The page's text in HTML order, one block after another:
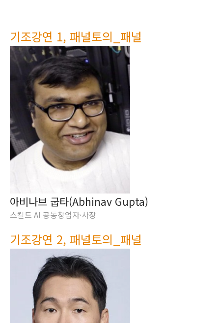
기조강연 1, 패널토의_패널
아비나브 굽타(Abhinav Gupta)
스킬드 AI 공동창업자·사장
기조강연 2, 패널토의_패널